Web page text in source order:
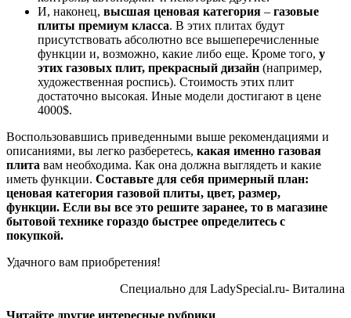
И, наконец, высшая ценовая категория – газовые
плиты премиум класса. В этих плитах будут
присутствовать абсолютно все вышеперечисленные
функции и, возможно, какие либо еще. Кроме того, у
этих газовых плит, прекрасный дизайн (например,
художественная роспись). Стоимость этих плит
достаточно высокая. Иные модели достигают в цене
4000$.
Воспользовавшись приведенными выше рекомендациями и
описаниями, вы легко разберетесь, какая именно газовая
плита вам необходима. Как она должна выглядеть и какие
иметь функции. Составьте для себя примерный план:
ценовая категория газовой плиты, цвет, размер,
функции. Если вы все это решите заранее, то в магазине
бытовой технике гораздо быстрее определитесь с
покупкой.
Удачного вам приобретения!
Специально для LadySpecial.ru- Виталина
Читайте другие интересные рубрики